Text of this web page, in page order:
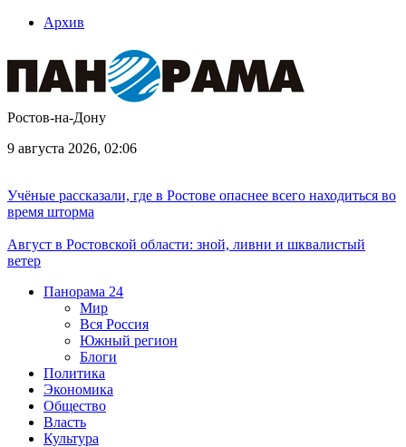
Архив
Ростов-на-Дону
9 августа 2026, 02:06
Учёные рассказали, где в Ростове опаснее всего находиться во
время шторма
Август в Ростовской области: зной, ливни и шквалистый
ветер
Панорама 24
Мир
Вся Россия
Южный регион
Блоги
Политика
Экономика
Общество
Власть
Культура